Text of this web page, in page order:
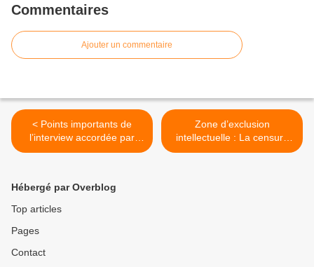
Commentaires
Ajouter un commentaire
< Points importants de
l’interview accordée par
Lavrov au média India
Zone d’exclusion
intellectuelle : La censure
en ligne de la dissidence
Hébergé par Overblog
Top articles
Pages
Contact